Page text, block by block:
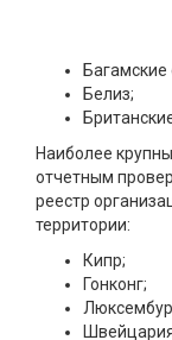
Багамские
Белиз;
Наиболее
отчетным
реестр
территории:
Кипр;
Гонконг;